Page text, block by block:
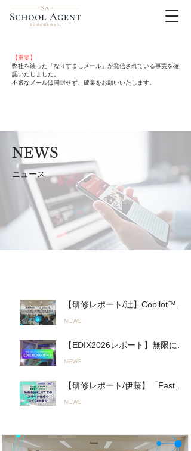
【重要】
弊社を装った「なりすましメール」が発信されている事実を確
認いたしました。
不審なメールは開封せず、破棄をお願いいたします。
NEWS
ニュース
【研修レポート/辻】Copilot™︎を
ぎ、正しく使いこなす！〜
（26.03.19実施）
NEWS
【EDIX2026レポート】無限に進
（2026.05.13〜14実施）
NEWS
【研修レポート/伊藤】「Fast＆
NEWS